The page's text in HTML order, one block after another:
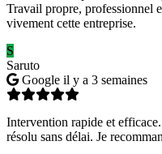
Travail propre, professionnel
vivement cette entreprise.
S
Saruto
Google il y a 3 semaines
Intervention rapide et
résolu sans délai. Je